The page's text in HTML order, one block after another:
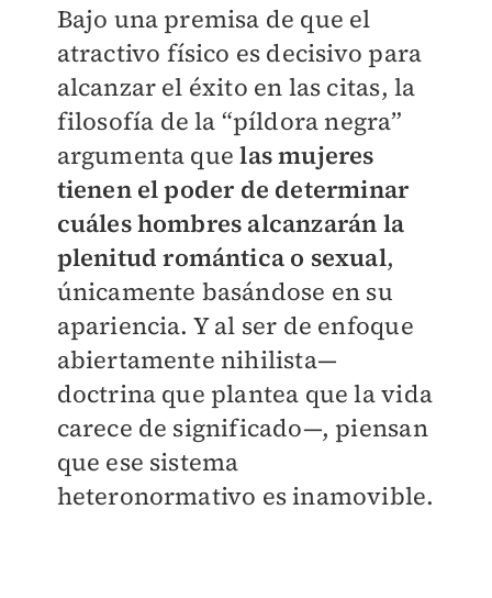
Bajo una premisa de que el
atractivo físico es decisivo para
alcanzar el éxito en las citas, la
filosofía de la “píldora negra”
argumenta quelas mujeres
tienen el poder de determinar
cuáles hombres alcanzarán la
plenitud romántica o sexual,
únicamente basándose en su
apariencia. Y al ser de enfoque
abiertamente nihilista—
doctrina que plantea que la vida
carece de significado—, piensan
que ese sistema
heteronormativo es inamovible.